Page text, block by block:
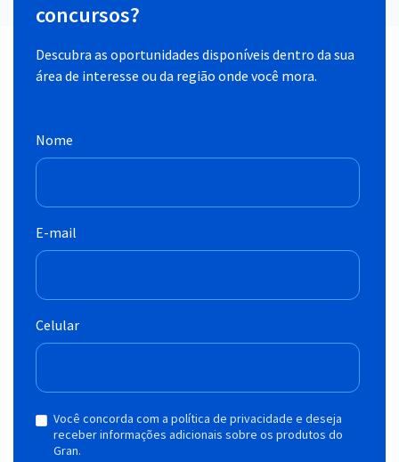
concursos?
Descubra as oportunidades disponíveis dentro da sua
área de interesse ou da região onde você mora.
Nome
E-mail
Celular
Você concorda com a política de privacidade e deseja
receber informações adicionais sobre os produtos do
Gran.